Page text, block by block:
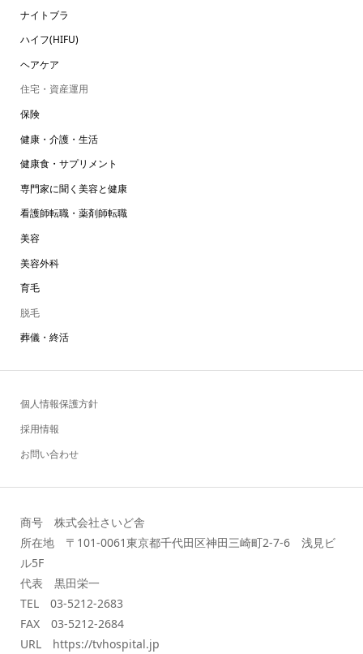
ナイトブラ
ハイフ(HIFU)
ヘアケア
住宅・資産運用
保険
健康・介護・生活
健康食・サプリメント
専門家に聞く美容と健康
看護師転職・薬剤師転職
美容
美容外科
育毛
脱毛
葬儀・終活
個人情報保護方針
採用情報
お問い合わせ
商号 株式会社さいど舎
所在地 〒101-0061東京都千代田区神田三崎町2-7-6 浅見ビ
ル5F
代表 黒田栄一
TEL 03-5212-2683
FAX 03-5212-2684
URL https://tvhospital.jp